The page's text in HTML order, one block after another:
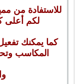
للاستفادة من
لكم أعلى
كما يمكنك
المكاسب